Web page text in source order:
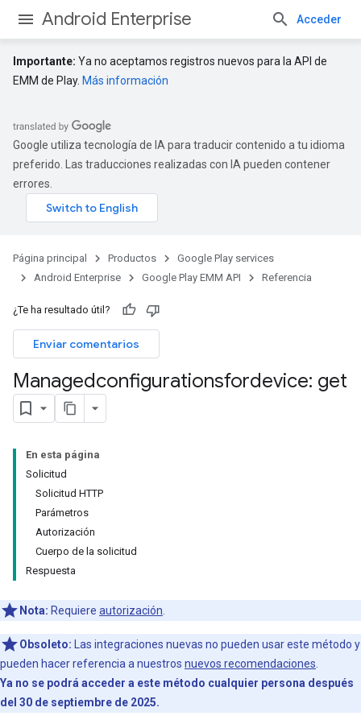
Android Enterprise Acceder
Importante: Ya no aceptamos registros nuevos para la API de
EMM de Play. Más información
Google utiliza tecnología de IA para traducir contenido a tu idioma
preferido. Las traducciones realizadas con IA pueden contener
errores.
Página principal Productos
Google Play services
Android Enterprise
Google Play EMM API Referencia
¿Te ha resultado útil?
Enviar comentarios
Managedconfigurationsfordevice: get
En esta página
Solicitud
Solicitud HTTP
Parámetros
Autorización
Cuerpo de la solicitud
Respuesta
Nota: Requiere autorización
Obsoleto: Las integraciones nuevas no pueden usar este método y
pueden hacer referencia a nuestros nuevos recomendaciones
Ya no se podrá acceder a este método cualquier persona después
del 30 de septiembre de 2025.